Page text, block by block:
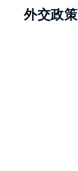
外交政策